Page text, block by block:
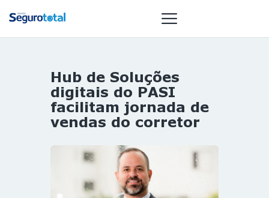
NOTÍCIAS
REVISTA
ESPECIAIS
OURO
ST SUMMIT
MULHERES
Hub de Soluções
digitais do PASI
facilitam jornada de
vendas do corretor